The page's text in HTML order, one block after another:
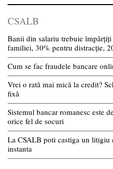
CSALB
Banii din salariu trebuie
familiei, 30% pentru distracție,
Cum se fac fraudele bancare
Vrei o rată mai mică la credit?
fixă
Sistemul bancar romanesc este
orice fel de socuri
La CSALB poti castiga un litigiu
instanta